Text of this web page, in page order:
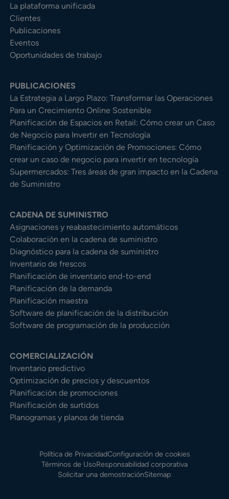
La plataforma unificada
Clientes
Publicaciones
Eventos
Oportunidades de trabajo
PUBLICACIONES
La Estrategia a Largo Plazo: Transformar las Operaciones
Para un Crecimiento Online Sostenible
Planificación de Espacios en Retail: Cómo crear un Caso
de Negocio para Invertir en Tecnología
Planificación y Optimización de Promociones: Cómo
crear un caso de negocio para invertir en tecnología
Supermercados: Tres áreas de gran impacto en la Cadena
de Suministro
CADENA DE SUMINISTRO
Asignaciones y reabastecimiento automáticos
Colaboración en la cadena de suministro
Diagnóstico para la cadena de suministro
Inventario de frescos
Planificación de inventario end-to-end
Planificación de la demanda
Planificación maestra
Software de planificación de la distribución
Software de programación de la producción
COMERCIALIZACIÓN
Inventario predictivo
Optimización de precios y descuentos
Planificación de promociones
Planificación de surtidos
Planogramas y planos de tienda
Política de PrivacidadConfiguración de cookies
Términos de UsoResponsabilidad corporativa
Solicitar una demostraciónSitemap